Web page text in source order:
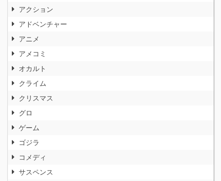
アクション
アドベンチャー
アニメ
アメコミ
オカルト
クライム
クリスマス
グロ
ゲーム
ゴジラ
コメディ
サスペンス